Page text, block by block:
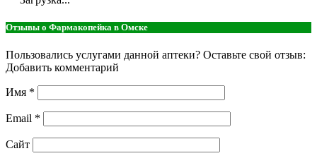
Отзывы о Фармакопейка в Омске
Пользовались услугами данной аптеки? Оставьте свой отзыв:
Добавить комментарий
Имя *
Email *
Сайт